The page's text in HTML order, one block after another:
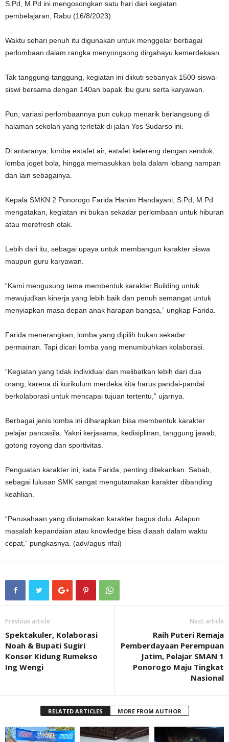
S.Pd, M.Pd ini mengosongkan satu hari dari kegiatan
pembelajaran, Rabu (16/8/2023).
Waktu sehari penuh itu digunakan untuk menggelar berbagai
perlombaan dalam rangka menyongsong dirgahayu kemerdekaan.
Tak tanggung-tanggung, kegiatan ini diikuti sebanyak 1500 siswa-
siswi bersama dengan 140an bapak ibu guru serta karyawan.
Pun, variasi perlombaannya pun cukup menarik berlangsung di
halaman sekolah yang terletak di jalan Yos Sudarso ini.
Di antaranya, lomba estafet air, estafet kelereng dengan sendok,
lomba joget bola, hingga memasukkan bola dalam lobang nampan
dan lain sebagainya.
Kepala SMKN 2 Ponorogo Farida Hanim Handayani, S.Pd, M.Pd
mengatakan, kegiatan ini bukan sekadar perlombaan untuk hiburan
atau merefresh otak.
Lebih dari itu, sebagai upaya untuk membangun karakter siswa
maupun guru karyawan.
“Kami mengusung tema membentuk karakter Building untuk
mewujudkan kinerja yang lebih baik dan penuh semangat untuk
menyiapkan masa depan anak harapan bangsa,” ungkap Farida.
Farida menerangkan, lomba yang dipilih bukan sekadar
permainan. Tapi dicari lomba yang menumbuhkan kolaborasi.
“Kegiatan yang tidak individual dan melibatkan lebih dari dua
orang, karena di kurikulum merdeka kita harus pandai-pandai
berkolaborasi untuk mencapai tujuan tertentu,” ujarnya.
Berbagai jenis lomba ini diharapkan bisa membentuk karakter
pelajar pancasila. Yakni kerjasama, kedisiplinan, tanggung jawab,
gotong royong dan sportivitas.
Penguatan karakter ini, kata Farida, penting ditekankan. Sebab,
sebagai lulusan SMK sangat mengutamakan karakter dibanding
keahlian.
“Perusahaan yang diutamakan karakter bagus dulu. Adapun
masalah kepandaian atau knowledge bisa diasah dalam waktu
cepat,” pungkasnya. (adv/agus rifai)
Previous article
Spektakuler, Kolaborasi
Noah & Bupati Sugiri
Konser Kidung Rumekso
Ing Wengi
Next article
Raih Puteri Remaja
Pemberdayaan Perempuan
Jatim, Pelajar SMAN 1
Ponorogo Maju Tingkat
Nasional
RELATED ARTICLES MORE FROM AUTHOR